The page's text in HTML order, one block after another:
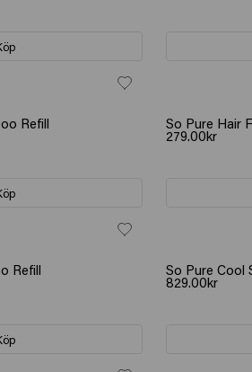
Refill So Pure Hair
279.00kr
Refill So Pure Cool
829.00kr